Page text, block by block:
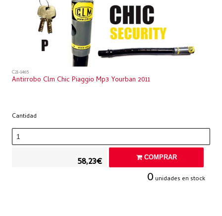
C21-1465
Antirrobo Clm Chic Piaggio Mp3 Yourban 2011
Cantidad
58,23€ COMPRAR
0 unidades en stock